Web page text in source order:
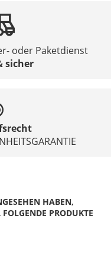
oder Paketdienst
sicher
HABEN,
PRODUKTE